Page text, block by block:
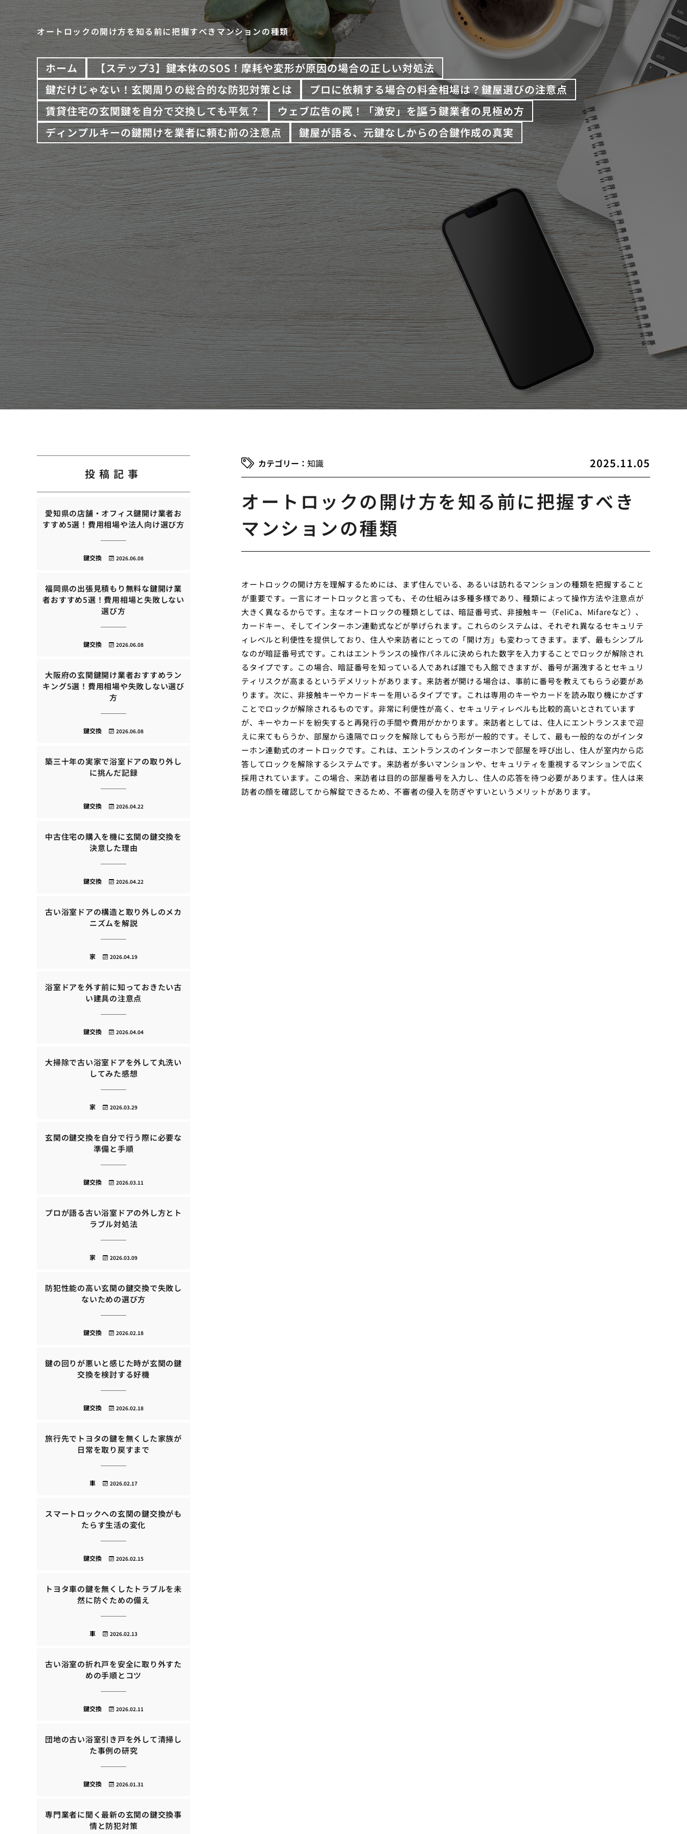
オートロックの開け方を知る前に把握すべきマンションの種類
ホーム
【ステップ3】鍵本体のSOS！摩耗や変形が原因の場合の正しい対処法
鍵だけじゃない！玄関周りの総合的な防犯対策とは
プロに依頼する場合の料金相場は？鍵屋選びの注意点
賃貸住宅の玄関鍵を自分で交換しても平気？
ウェブ広告の罠！「激安」を謳う鍵業者の見極め方
ディンプルキーの鍵開けを業者に頼む前の注意点
鍵屋が語る、元鍵なしからの合鍵作成の真実
2025.11.05
知識
オートロックの開け方を知る前に把握すべき
マンションの種類
オートロックの開け方を理解するためには、まず住んでいる、あるいは訪れるマンションの種類を把握すること
が重要です。一言にオートロックと言っても、その仕組みは多種多様であり、種類によって操作方法や注意点が
大きく異なるからです。主なオートロックの種類としては、暗証番号式、非接触キー（FeliCa、Mifareなど）、
カードキー、そしてインターホン連動式などが挙げられます。これらのシステムは、それぞれ異なるセキュリテ
ィレベルと利便性を提供しており、住人や来訪者にとっての「開け方」も変わってきます。まず、最もシンプル
なのが暗証番号式です。これはエントランスの操作パネルに決められた数字を入力することでロックが解除され
るタイプです。この場合、暗証番号を知っている人であれば誰でも入館できますが、番号が漏洩するとセキュリ
ティリスクが高まるというデメリットがあります。来訪者が開ける場合は、事前に番号を教えてもらう必要があ
ります。次に、非接触キーやカードキーを用いるタイプです。これは専用のキーやカードを読み取り機にかざす
ことでロックが解除されるものです。非常に利便性が高く、セキュリティレベルも比較的高いとされています
が、キーやカードを紛失すると再発行の手間や費用がかかります。来訪者としては、住人にエントランスまで迎
えに来てもらうか、部屋から遠隔でロックを解除してもらう形が一般的です。そして、最も一般的なのがインタ
ーホン連動式のオートロックです。これは、エントランスのインターホンで部屋を呼び出し、住人が室内から応
答してロックを解除するシステムです。来訪者が多いマンションや、セキュリティを重視するマンションで広く
採用されています。この場合、来訪者は目的の部屋番号を入力し、住人の応答を待つ必要があります。住人は来
訪者の顔を確認してから解錠できるため、不審者の侵入を防ぎやすいというメリットがあります。
投稿記事
愛知県の店舗・オフィス鍵開け業者お
すすめ5選！費用相場や法人向け選び方
2026.06.08
鍵交換
福岡県の出張見積もり無料な鍵開け業
者おすすめ5選！費用相場と失敗しない
選び方
2026.06.08
鍵交換
大阪府の玄関鍵開け業者おすすめラン
キング5選！費用相場や失敗しない選び
方
2026.06.08
鍵交換
築三十年の実家で浴室ドアの取り外し
に挑んだ記録
2026.04.22
鍵交換
中古住宅の購入を機に玄関の鍵交換を
決意した理由
2026.04.22
鍵交換
古い浴室ドアの構造と取り外しのメカ
ニズムを解説
2026.04.19
家
浴室ドアを外す前に知っておきたい古
い建具の注意点
2026.04.04
鍵交換
大掃除で古い浴室ドアを外して丸洗い
してみた感想
2026.03.29
家
玄関の鍵交換を自分で行う際に必要な
準備と手順
2026.03.11
鍵交換
プロが語る古い浴室ドアの外し方とト
ラブル対処法
2026.03.09
家
防犯性能の高い玄関の鍵交換で失敗し
ないための選び方
2026.02.18
鍵交換
鍵の回りが悪いと感じた時が玄関の鍵
交換を検討する好機
2026.02.18
鍵交換
旅行先でトヨタの鍵を無くした家族が
日常を取り戻すまで
2026.02.17
車
スマートロックへの玄関の鍵交換がも
たらす生活の変化
2026.02.15
鍵交換
トヨタ車の鍵を無くしたトラブルを未
然に防ぐための備え
2026.02.13
車
古い浴室の折れ戸を安全に取り外すた
めの手順とコツ
2026.02.11
鍵交換
団地の古い浴室引き戸を外して清掃し
た事例の研究
2026.01.31
鍵交換
専門業者に聞く最新の玄関の鍵交換事
情と防犯対策